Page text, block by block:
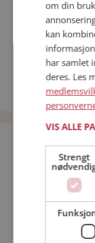
Fler single
Flere singlekvinner
Menn fra Gjøvik
Date kvinner i Norge
Date menn i Norge
Bli
Jeg er en:
Min alder:
om din
kan
har samlet
deres. Les
VIS ALLE
Strengt